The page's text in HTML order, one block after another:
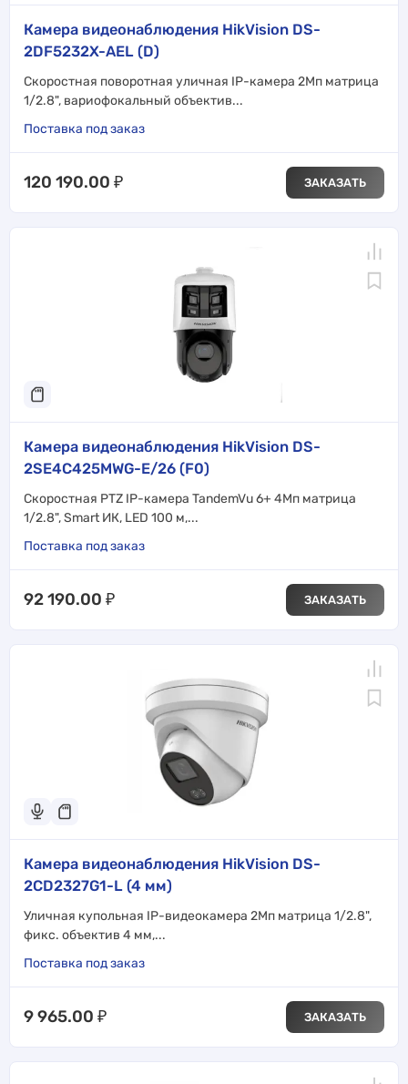
Камера видеонаблюдения HikVision DS-
2DF5232X-AEL (D)
Скоростная поворотная уличная IP-камера 2Мп матрица
1/2.8", вариофокальный объектив...
Поставка под заказ
120 190.00 ₽ ЗАКАЗАТЬ
Камера видеонаблюдения HikVision DS-
2SE4C425MWG-E/26 (F0)
Скоростная PTZ IP-камера TandemVu 6+ 4Мп матрица
1/2.8", Smart ИК, LED 100 м,...
Поставка под заказ
92 190.00 ₽ ЗАКАЗАТЬ
Камера видеонаблюдения HikVision DS-
2CD2327G1-L (4 мм)
Уличная купольная IP-видеокамера 2Мп матрица 1/2.8",
фикс. объектив 4 мм,...
Поставка под заказ
9 965.00 ₽ ЗАКАЗАТЬ